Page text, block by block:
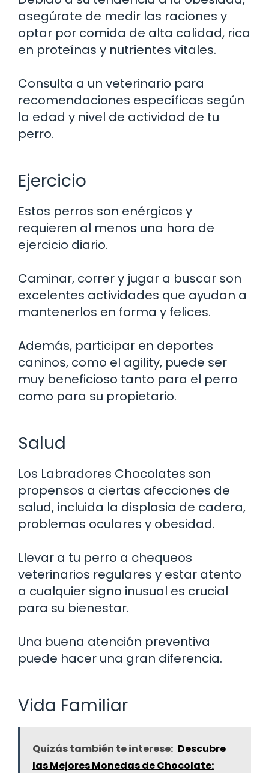
asegúrate de medir las raciones y
optar por comida de alta calidad, rica
en proteínas y nutrientes vitales.
Consulta a un veterinario para
recomendaciones específicas según
la edad y nivel de actividad de tu
perro.
Ejercicio
Estos perros son enérgicos y
requieren al menos una hora de
ejercicio diario.
Caminar, correr y jugar a buscar son
excelentes actividades que ayudan a
mantenerlos en forma y felices.
Además, participar en deportes
caninos, como el agility, puede ser
muy beneficioso tanto para el perro
como para su propietario.
Salud
Los Labradores Chocolates son
propensos a ciertas afecciones de
salud, incluida la displasia de cadera,
problemas oculares y obesidad.
Llevar a tu perro a chequeos
veterinarios regulares y estar atento
a cualquier signo inusual es crucial
para su bienestar.
Una buena atención preventiva
puede hacer una gran diferencia.
Vida Familiar
Quizás también te interese: Descubre
las Mejores Monedas de Chocolate: